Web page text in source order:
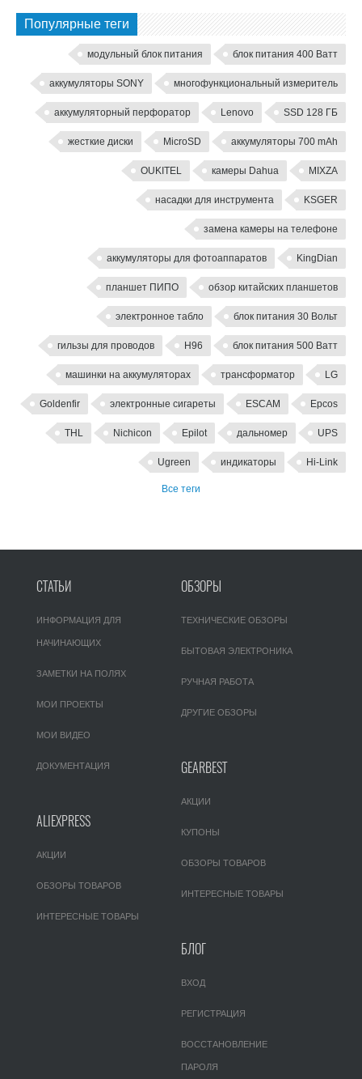
Популярные теги
модульный блок питания блок питания 400 Ватт
аккумуляторы SONY многофункциональный измеритель
аккумуляторный перфоратор Lenovo SSD 128 ГБ
жесткие диски MicroSD аккумуляторы 700 mAh
OUKITEL камеры Dahua MIXZA
насадки для инструмента KSGER
замена камеры на телефоне
аккумуляторы для фотоаппаратов KingDian
планшет ПИПО обзор китайских планшетов
электронное табло блок питания 30 Вольт
гильзы для проводов H96 блок питания 500 Ватт
машинки на аккумуляторах трансформатор LG
Goldenfir электронные сигареты ESCAM Epcos
THL Nichicon Epilot дальномер UPS
Ugreen индикаторы Hi-Link
Все теги
СТАТЬИ
ИНФОРМАЦИЯ ДЛЯ
НАЧИНАЮЩИХ
ЗАМЕТКИ НА ПОЛЯХ
МОИ ПРОЕКТЫ
МОИ ВИДЕО
ДОКУМЕНТАЦИЯ
ОБЗОРЫ
ТЕХНИЧЕСКИЕ ОБЗОРЫ
БЫТОВАЯ ЭЛЕКТРОНИКА
РУЧНАЯ РАБОТА
ДРУГИЕ ОБЗОРЫ
GEARBEST
АКЦИИ
КУПОНЫ
ОБЗОРЫ ТОВАРОВ
ИНТЕРЕСНЫЕ ТОВАРЫ
ALIEXPRESS
АКЦИИ
ОБЗОРЫ ТОВАРОВ
ИНТЕРЕСНЫЕ ТОВАРЫ
БЛОГ
ВХОД
РЕГИСТРАЦИЯ
ВОССТАНОВЛЕНИЕ
ПАРОЛЯ